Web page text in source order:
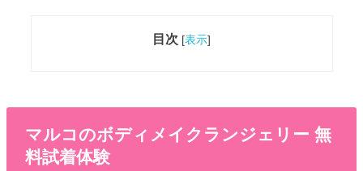
目次 [表示]
マルコのボディメイクランジェリー 無
料試着体験